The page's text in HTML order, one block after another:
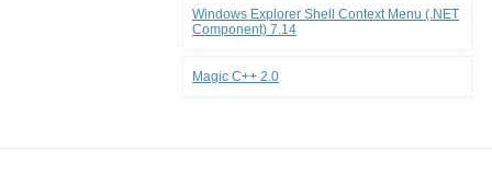
Windows Explorer Shell Context Menu (.NET
Component) 7.14
Magic C++ 2.0